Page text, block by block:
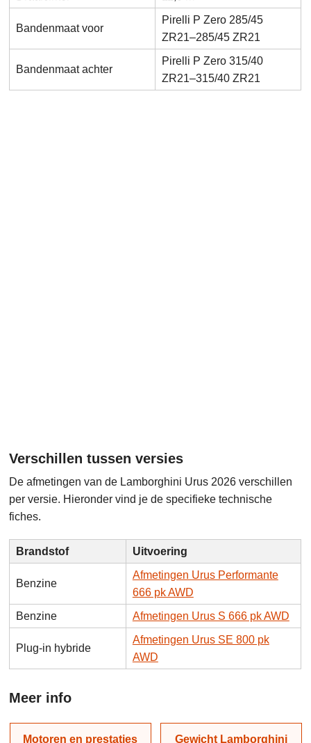
Bandenmaat voor
Pirelli P Zero 285/45
ZR21–285/45 ZR21
Bandenmaat achter
Pirelli P Zero 315/40
ZR21–315/40 ZR21
Verschillen tussen versies
De afmetingen van de Lamborghini Urus 2026 verschillen
per versie. Hieronder vind je de specifieke technische
fiches.
Brandstof Uitvoering
Benzine
Afmetingen Urus Performante
666 pk AWD
Benzine
Afmetingen Urus S 666 pk AWD
Plug-in hybride
Afmetingen Urus SE 800 pk
AWD
Meer info
Motoren en prestaties Gewicht Lamborghini